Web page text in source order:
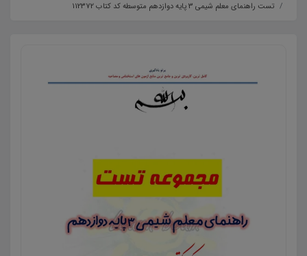
تست راهنمای معلم شیمی 3 پایه دوازدهم متوسطه کد کتاب 112372